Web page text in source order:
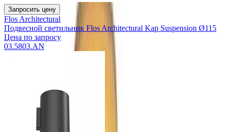
Запросить цену
Flos Architectural
Подвесной светильник Flos Architectural Kap Suspension Ø115
Цена по запросу
03.5803.AN